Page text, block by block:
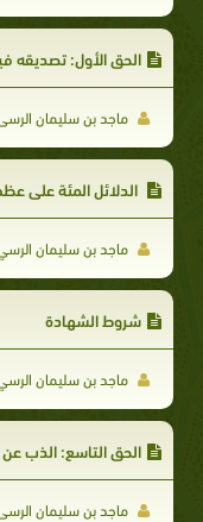
الحق الأول: تصديقه
ماجد بن سليمان
الدلائل المئة على
ماجد بن سليمان
شروط الشهادة
ماجد بن سليمان
الحق التاسع: الذب
ماجد بن سليمان